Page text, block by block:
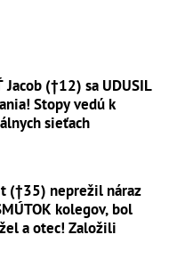
Jacob (†12) sa UDUSIL
Stopy vedú k
sieťach
(†35) neprežil náraz
kolegov, bol
a otec! Založili